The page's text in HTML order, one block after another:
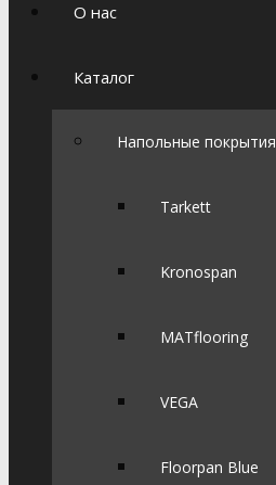
О нас
Каталог
Напольные покрытия
Tarkett
Kronospan
MATflooring
VEGA
Floorpan Blue